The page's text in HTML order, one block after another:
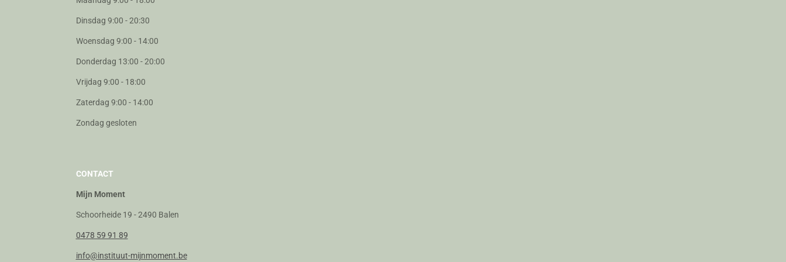
Dinsdag 9:00 - 20:30
Woensdag 9:00 - 14:00
Donderdag 13:00 - 20:00
Vrijdag 9:00 - 18:00
Zaterdag 9:00 - 14:00
Zondag gesloten
CONTACT
Mijn Moment
Schoorheide 19 - 2490 Balen
0478 59 91 89
info@instituut-mijnmoment.be